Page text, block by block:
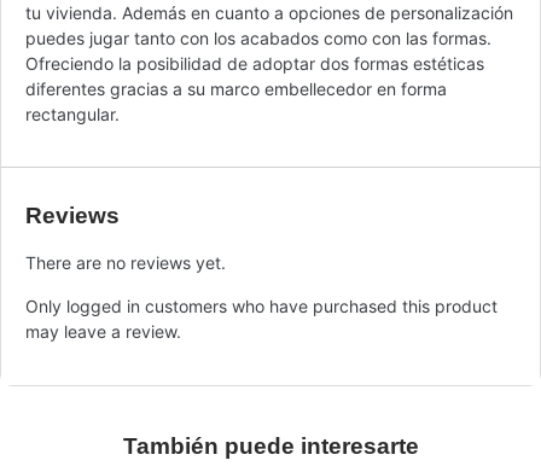
tu vivienda. Además en cuanto a opciones de personalización
puedes jugar tanto con los acabados como con las formas.
Ofreciendo la posibilidad de adoptar dos formas estéticas
diferentes gracias a su marco embellecedor en forma
rectangular.
Reviews
There are no reviews yet.
Only logged in customers who have purchased this product
may leave a review.
También puede interesarte